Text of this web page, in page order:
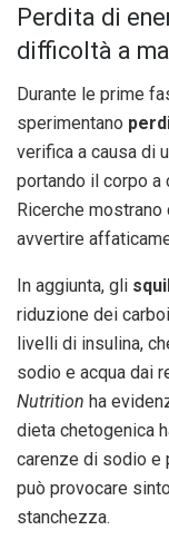
Perdita di
difficoltà a
Durante le prime
sperimentano
verifica a causa di
portando il corpo a
Ricerche
avvertire
In aggiunta, gli
riduzione dei
livelli di insulina,
sodio e acqua dai
Nutrition ha
dieta chetogenica
carenze di sodio e
può provocare
stanchezza.